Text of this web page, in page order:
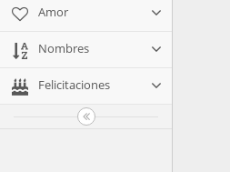
Amor
Nombres
Felicitaciones